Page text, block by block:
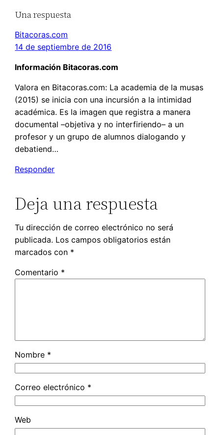
Una respuesta
Bitacoras.com
14 de septiembre de 2016
Información Bitacoras.com
Valora en Bitacoras.com: La academia de la musas
(2015) se inicia con una incursión a la intimidad
académica. Es la imagen que registra a manera
documental –objetiva y no interfiriendo– a un
profesor y un grupo de alumnos dialogando y
debatiend…
Responder
Deja una respuesta
Tu dirección de correo electrónico no será
publicada. Los campos obligatorios están
marcados con *
Comentario *
Nombre *
Correo electrónico *
Web